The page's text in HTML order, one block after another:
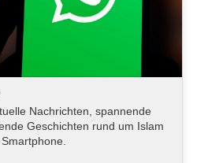
Nachrichten, spannende
Geschichten rund um Islam